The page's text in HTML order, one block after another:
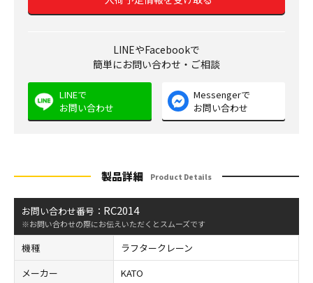
LINEやFacebookで
簡単にお問い合わせ・ご相談
LINEで
お問い合わせ
Messengerで
お問い合わせ
製品詳細 Product Details
お問い合わせ番号： RC2014
※お問い合わせの際にお伝えいただくとスムーズです
機種
ラフタークレーン
メーカー
KATO